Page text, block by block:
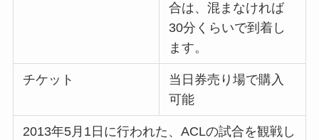
合は、混まなければ
30分くらいで到着し
ます。
チケット
当日券売り場で購入
可能
2013年5月1日に行われた、ACLの試合を観戦し